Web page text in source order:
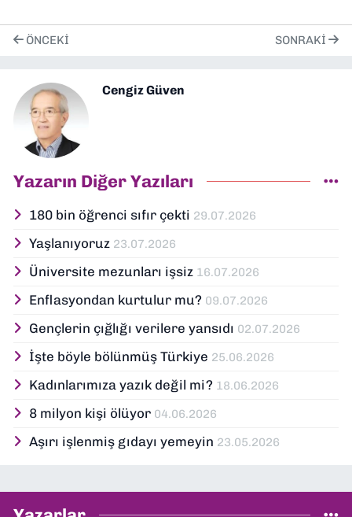
ÖNCEKI SONRAKI
Cengiz Güven
Yazarın Diğer Yazıları
180 bin öğrenci sıfır çekti 29.07.2026
Yaşlanıyoruz 23.07.2026
Üniversite mezunları işsiz 16.07.2026
Enflasyondan kurtulur mu? 09.07.2026
Gençlerin çığlığı verilere yansıdı 02.07.2026
İşte böyle bölünmüş Türkiye 25.06.2026
Kadınlarımıza yazık değil mi? 18.06.2026
8 milyon kişi ölüyor 04.06.2026
Aşırı işlenmiş gıdayı yemeyin 23.05.2026